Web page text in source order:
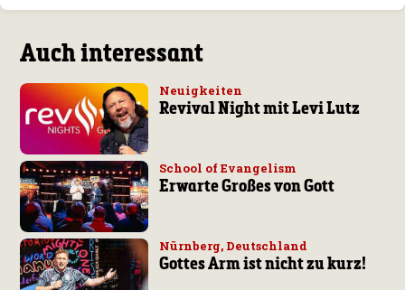
Auch interessant
Neuigkeiten
Revival Night mit Levi Lutz
School of Evangelism
Erwarte Großes von Gott
Nürnberg, Deutschland
Gottes Arm ist nicht zu kurz!